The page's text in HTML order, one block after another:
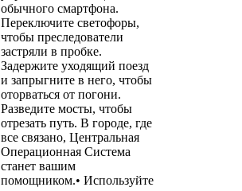
обычного смартфона.
Переключите светофоры,
чтобы преследователи
застряли в пробке.
Задержите уходящий поезд
и запрыгните в него, чтобы
оторваться от погони.
Разведите мосты, чтобы
отрезать путь. В городе, где
все связано, Центральная
Операционная Система
станет вашим
помощником.• Используйте